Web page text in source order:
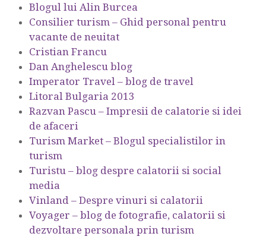
Blogul lui Alin Burcea
Consilier turism – Ghid personal pentru
vacante de neuitat
Cristian Francu
Dan Anghelescu blog
Imperator Travel – blog de travel
Litoral Bulgaria 2013
Razvan Pascu – Impresii de calatorie si idei
de afaceri
Turism Market – Blogul specialistilor in
turism
Turistu – blog despre calatorii si social
media
Vinland – Despre vinuri si calatorii
Voyager – blog de fotografie, calatorii si
dezvoltare personala prin turism